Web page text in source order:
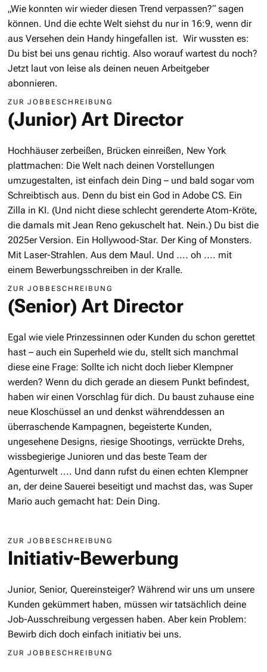
„Wie konnten wir wieder diesen Trend verpassen?“ sagen
können. Und die echte Welt siehst du nur in 16:9, wenn dir
aus Versehen dein Handy hingefallen ist. Wir wussten es:
Du bist bei uns genau richtig. Also worauf wartest du noch?
Jetzt laut von leise als deinen neuen Arbeitgeber
abonnieren.
ZUR JOBBESCHREIBUNG
(Junior) Art Director
Hochhäuser zerbeißen, Brücken einreißen, New York
plattmachen: Die Welt nach deinen Vorstellungen
umzugestalten, ist einfach dein Ding – und bald sogar vom
Schreibtisch aus. Denn du bist ein God in Adobe CS. Ein
Zilla in KI. (Und nicht diese schlecht gerenderte Atom-Kröte,
die damals mit Jean Reno gekuschelt hat. Nein.) Du bist die
2025er Version. Ein Hollywood-Star. Der King of Monsters.
Mit Laser-Strahlen. Aus dem Maul. Und .... oh .... mit
einem Bewerbungsschreiben in der Kralle.
ZUR JOBBESCHREIBUNG
(Senior) Art Director
Egal wie viele Prinzessinnen oder Kunden du schon gerettet
hast – auch ein Superheld wie du, stellt sich manchmal
diese eine Frage: Sollte ich nicht doch lieber Klempner
werden? Wenn du dich gerade an diesem Punkt befindest,
haben wir einen Vorschlag für dich. Du baust zuhause eine
neue Kloschüssel an und denkst währenddessen an
überraschende Kampagnen, begeisterte Kunden,
ungesehene Designs, riesige Shootings, verrückte Drehs,
wissbegierige Junioren und das beste Team der
Agenturwelt .... Und dann rufst du einen echten Klempner
an, der deine Sauerei beseitigt und machst das, was Super
Mario auch gemacht hat: Dein Ding.
ZUR JOBBESCHREIBUNG
Initiativ-Bewerbung
Junior, Senior, Quereinsteiger? Während wir uns um unsere
Kunden gekümmert haben, müssen wir tatsächlich deine
Job-Ausschreibung vergessen haben. Aber kein Problem:
Bewirb dich doch einfach initiativ bei uns.
ZUR JOBBESCHREIBUNG